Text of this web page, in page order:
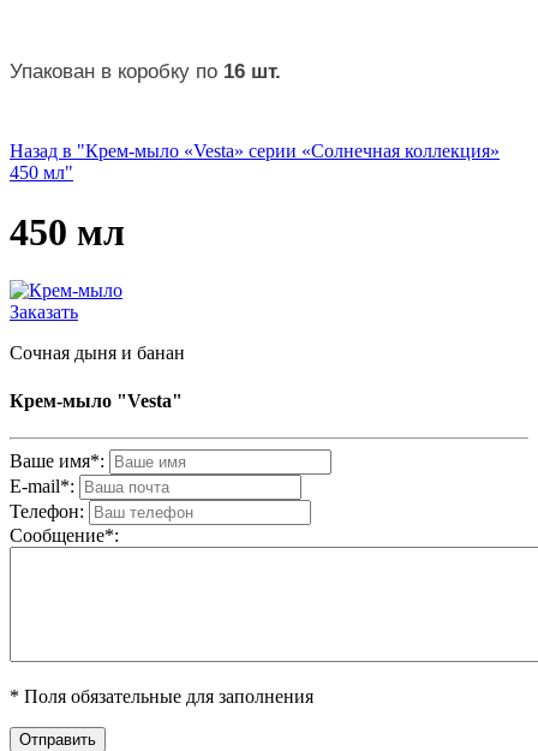
Упакован в коробку по 16 шт.
Назад в "Крем-мыло «Vesta» серии «Солнечная коллекция»
450 мл"
450 мл
Заказать
Сочная дыня и банан
Крем-мыло "Vesta"
Ваше имя*:
E-mail*:
Телефон:
Cообщениe*:
* Поля обязательные для заполнения